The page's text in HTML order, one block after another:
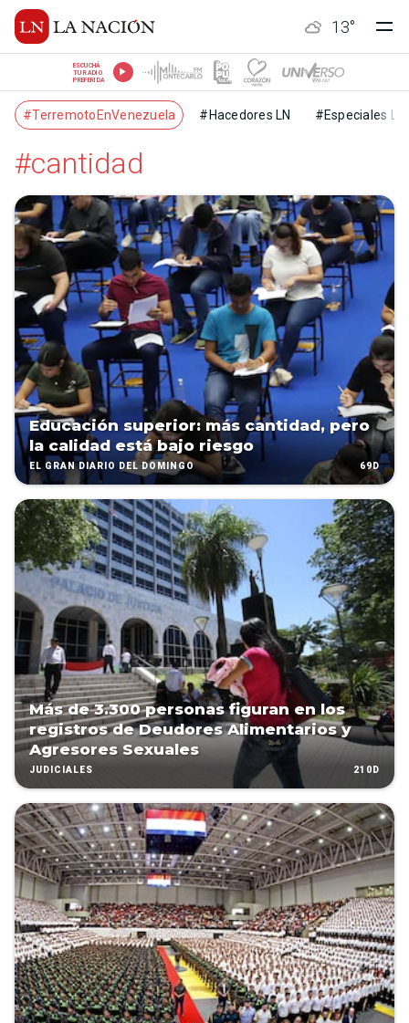
13°
ESCUCHÁ
TU RADIO
PREFERIDA
#TerremotoEnVenezuela #Hacedores LN #Especiales LN
#cantidad
Educación superior: más cantidad, pero
la calidad está bajo riesgo
EL GRAN DIARIO DEL DOMINGO 69D
Más de 3.300 personas figuran en los
registros de Deudores Alimentarios y
Agresores Sexuales
JUDICIALES 210D